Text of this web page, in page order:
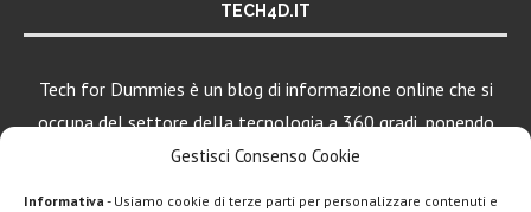
Gestisci Consenso Cookie
Informativa - Usiamo cookie di terze parti per personalizzare contenuti e
TECH4D.IT
Tech for Dummies è un blog di informazione online che si
occupa del settore della tecnologia a 360 gradi, ponendo
una particolare attenzione al mondo Android, Apple e